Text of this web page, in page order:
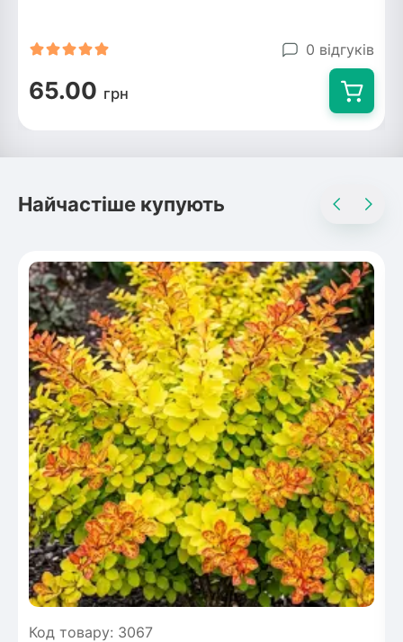
0 відгуків
65.00 грн
Найчастіше купують
Код товару: 3067